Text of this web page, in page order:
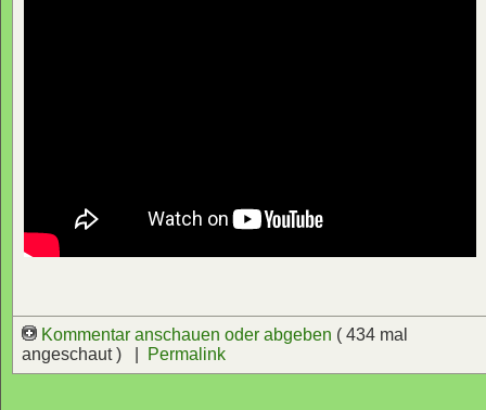
Kommentar anschauen oder abgeben ( 434 mal
angeschaut ) |
Permalink